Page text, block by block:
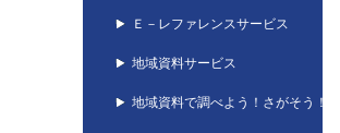
Ｅ－レファレンスサービス
地域資料サービス
地域資料で調べよう！さがそう！